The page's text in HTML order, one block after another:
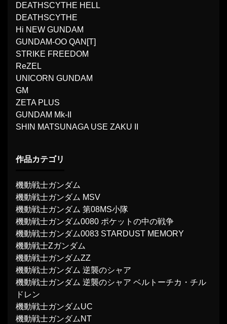
DEATHSCYTHE HELL
DEATHSCYTHE
Hi NEW GUNDAM
GUNDAM-OO QAN[T]
STRIKE FREEDOM
ReZEL
UNICORN GUNDAM
GM
ZETA PLUS
GUNDAM Mk-II
SHIN MATSUNAGA USE ZAKU II
作品カテゴリ
機動戦士ガンダム
機動戦士ガンダム MSV
機動戦士ガンダム 第08MS小隊
機動戦士ガンダム0080 ポケットの中の戦争
機動戦士ガンダム0083 STARDUST MEMORY
機動戦士Ζガンダム
機動戦士ガンダムΖΖ
機動戦士ガンダム 逆襲のシャア
機動戦士ガンダム 逆襲のシャア ベルトーチカ・チル
ドレン
機動戦士ガンダムUC
機動戦士ガンダムNT